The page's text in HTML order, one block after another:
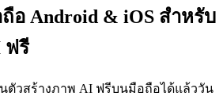
อ Android & iOS สำหรับ
ฟรี
ตัวสร้างภาพ AI ฟรีบนมือถือได้แล้ววัน